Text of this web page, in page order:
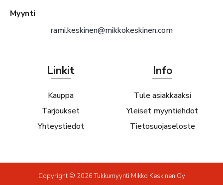
Myynti
rami.keskinen@mikkokeskinen.com
Linkit
Kauppa
Tarjoukset
Yhteystiedot
Info
Tule asiakkaaksi
Yleiset myyntiehdot
Tietosuojaseloste
Copyright © 2026 Tukkumyynti Mikko Keskinen Oy